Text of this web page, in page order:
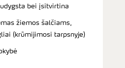
bei įsitvirtina
žiemos šalčiams,
(krūmijimosi tarpsnyje)